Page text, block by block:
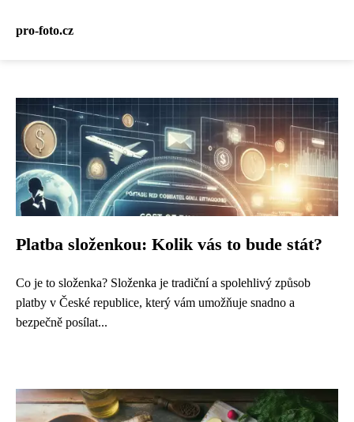
pro-foto.cz
Platba složenkou: Kolik vás to bude stát?
Co je to složenka? Složenka je tradiční a spolehlivý způsob
platby v České republice, který vám umožňuje snadno a
bezpečně posílat...